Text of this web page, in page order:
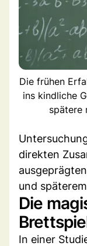
Die frühen
ins kindliche
spätere
direkten
und
Die
In einer